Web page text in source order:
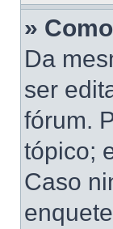
»
Da
ser
fórum.
tópico;
Caso